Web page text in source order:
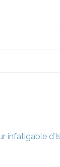
infatigable